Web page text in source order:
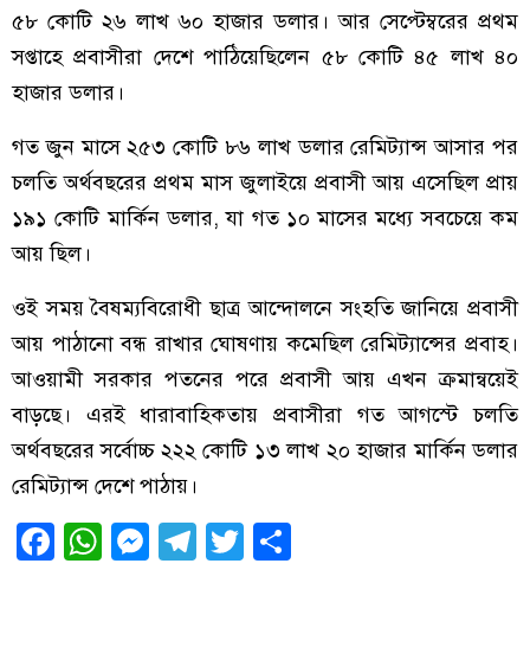
৫৮ কোটি ২৬ লাখ ৬০ হাজার ডলার। আর সেপ্টেম্বরের প্রথম
সপ্তাহে প্রবাসীরা দেশে পাঠিয়েছিলেন ৫৮ কোটি ৪৫ লাখ ৪০
হাজার ডলার।
গত জুন মাসে ২৫৩ কোটি ৮৬ লাখ ডলার রেমিট্যান্স আসার পর
চলতি অর্থবছরের প্রথম মাস জুলাইয়ে প্রবাসী আয় এসেছিল প্রায়
১৯১ কোটি মার্কিন ডলার, যা গত ১০ মাসের মধ্যে সবচেয়ে কম
আয় ছিল।
ওই সময় বৈষম্যবিরোধী ছাত্র আন্দোলনে সংহতি জানিয়ে প্রবাসী
আয় পাঠানো বন্ধ রাখার ঘোষণায় কমেছিল রেমিট্যান্সের প্রবাহ।
আওয়ামী সরকার পতনের পরে প্রবাসী আয় এখন ক্রমান্বয়েই
বাড়ছে। এরই ধারাবাহিকতায় প্রবাসীরা গত আগস্টে চলতি
অর্থবছরের সর্বোচ্চ ২২২ কোটি ১৩ লাখ ২০ হাজার মার্কিন ডলার
রেমিট্যান্স দেশে পাঠায়।
Facebook
WhatsApp
Messenger
Telegram
Twitter